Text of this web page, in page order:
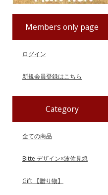
Members only page
ログイン
新規会員登録はこちら
Category
全ての商品
Bitte デザイン×波佐見焼
Gift 【贈り物】